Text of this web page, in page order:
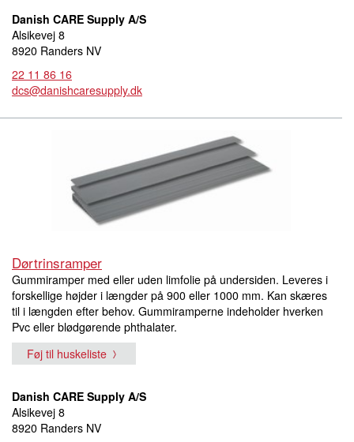
Danish CARE Supply A/S
Alsikevej 8
8920 Randers NV
22 11 86 16
dcs@danishcaresupply.dk
Dørtrinsramper
Gummiramper med eller uden limfolie på undersiden. Leveres i
forskellige højder i længder på 900 eller 1000 mm. Kan skæres
til i længden efter behov. Gummiramperne indeholder hverken
Pvc eller blødgørende phthalater.
Føj til huskeliste
Danish CARE Supply A/S
Alsikevej 8
8920 Randers NV